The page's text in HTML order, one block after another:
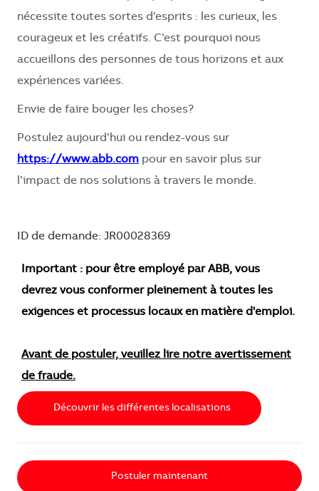
nécessite toutes sortes d’esprits : les curieux, les
courageux et les créatifs. C’est pourquoi nous
accueillons des personnes de tous horizons et aux
expériences variées.
Envie de faire bouger les choses?
Postulez aujourd’hui ou rendez-vous sur
https://www.abb.com pour en savoir plus sur
l’impact de nos solutions à travers le monde.
ID de demande: JR00028369
Important : pour être employé par ABB, vous
devrez vous conformer pleinement à toutes les
exigences et processus locaux en matière d'emploi.
Avant de postuler, veuillez lire notre avertissement
de fraude.
Découvrir les différentes localisations
Postuler maintenant